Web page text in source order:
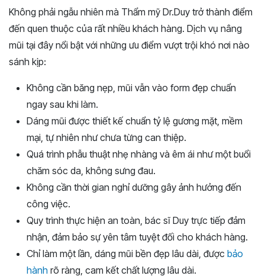
Không phải ngẫu nhiên mà Thẩm mỹ Dr.Duy trở thành điểm
đến quen thuộc của rất nhiều khách hàng. Dịch vụ nâng
mũi tại đây nổi bật với những ưu điểm vượt trội khó nơi nào
sánh kịp:
Không cần băng nẹp, mũi vẫn vào form đẹp chuẩn
ngay sau khi làm.
Dáng mũi được thiết kế chuẩn tỷ lệ gương mặt, mềm
mại, tự nhiên như chưa từng can thiệp.
Quá trình phẫu thuật nhẹ nhàng và êm ái như một buổi
chăm sóc da, không sưng đau.
Không cần thời gian nghỉ dưỡng gây ảnh hưởng đến
công việc.
Quy trình thực hiện an toàn, bác sĩ Duy trực tiếp đảm
nhận, đảm bảo sự yên tâm tuyệt đối cho khách hàng.
Chỉ làm một lần, dáng mũi bền đẹp lâu dài, được bảo
hành rõ ràng, cam kết chất lượng lâu dài.